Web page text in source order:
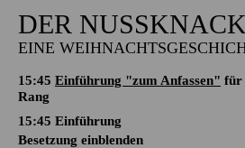
DER
EINE
15:45 Einführung "zum Anfassen" für
Rang
15:45 Einführung
Besetzung einblenden